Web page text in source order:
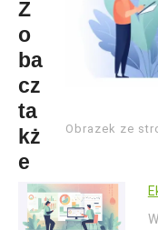
Obrazek ze
Z
o
ba
cz
ta
kż
e